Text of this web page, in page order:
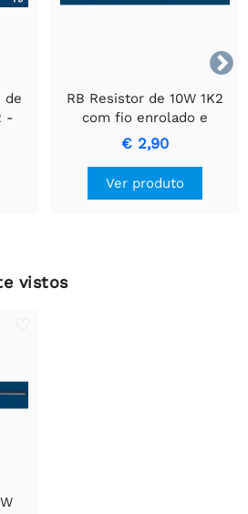

de
-
RB Resistor de 10W 1K2
com fio enrolado e
invólucro de cerâmica.
€ 2,90
Ver produto
vistos